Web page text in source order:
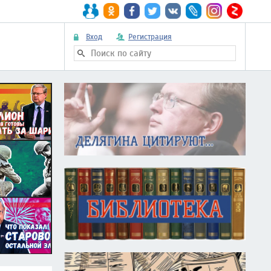
Вход Регистрация